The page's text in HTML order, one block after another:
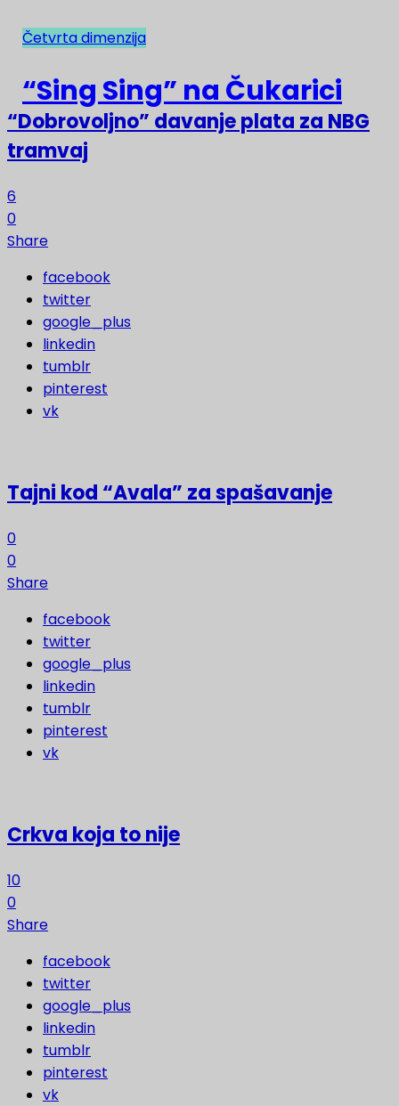
NAJNOVIJE
“Dobrovoljno” davanje plata za NBG
tramvaj
6
0
Share
facebook
twitter
google_plus
linkedin
tumblr
pinterest
vk
Tajni kod “Avala” za spašavanje
0
0
Share
facebook
twitter
google_plus
linkedin
tumblr
pinterest
vk
Crkva koja to nije
10
0
Share
facebook
twitter
google_plus
linkedin
tumblr
pinterest
vk
Četvrta dimenzija
“Sing Sing” na Čukarici